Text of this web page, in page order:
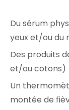
Du sérum
yeux et/ou du
Des produits
et/ou cotons)
Un
montée de